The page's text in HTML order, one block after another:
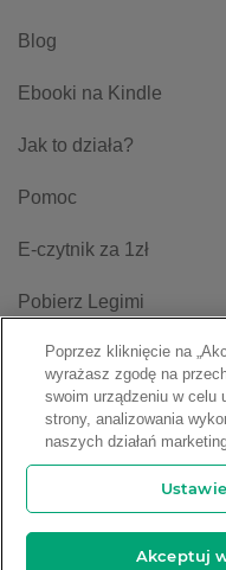
Blog
Ebooki na Kindle
Jak to działa?
Pomoc
E-czytnik za 1zł
Pobierz Legimi
Regulamin
Ustawienia plików
Copyright © 2009-2026 Legimi
Poprzez kliknięcie na
wyrażasz zgodę na
swoim urządzeniu w celu
strony, analizowania
naszych działań
Akceptuj